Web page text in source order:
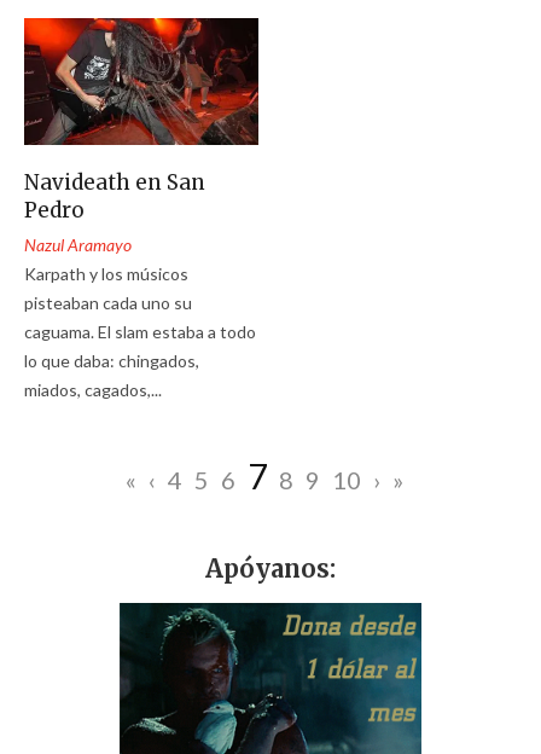
Navideath en San
Pedro
Nazul Aramayo
Karpath y los músicos
pisteaban cada uno su
caguama. El slam estaba a todo
lo que daba: chingados,
miados, cagados,...
« ‹ 4 5 6 7 8 9 10 › »
Apóyanos: